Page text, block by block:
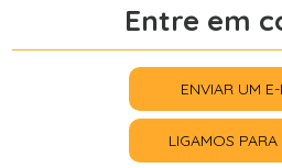
Entre em
ENVIAR UM
LIGAMOS